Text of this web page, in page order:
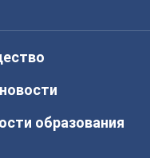
образования